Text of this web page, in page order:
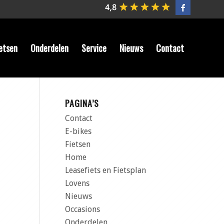
Onderdelen Service Nieuws Contact
PAGINA’S
Contact
E-bikes
Fietsen
Home
Leasefiets en Fietsplan
Lovens
Nieuws
Occasions